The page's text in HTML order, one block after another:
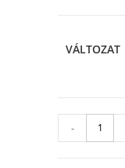
VÁLTOZAT
-